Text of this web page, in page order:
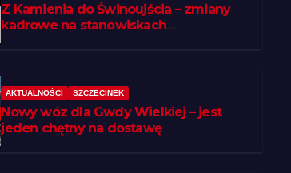
Z Kamienia do Świnoujścia – zmiany
kadrowe na stanowiskach
AKTUALNOŚCI SZCZECINEK
Nowy wóz dla Gwdy Wielkiej – jest
jeden chętny na dostawę